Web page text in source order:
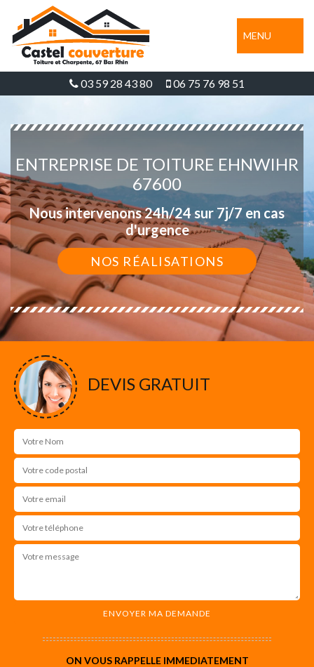
MENU
03 59 28 43 80 06 75 76 98 51
ENTREPRISE DE TOITURE EHNWIHR
67600
Nous intervenons 24h/24 sur 7j/7 en cas
d'urgence
NOS RÉALISATIONS
DEVIS GRATUIT
ON VOUS RAPPELLE IMMEDIATEMENT